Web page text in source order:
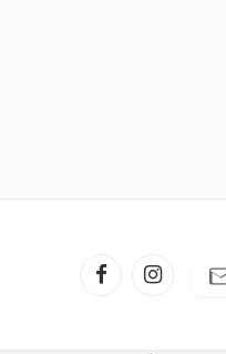
FacebookInstagram